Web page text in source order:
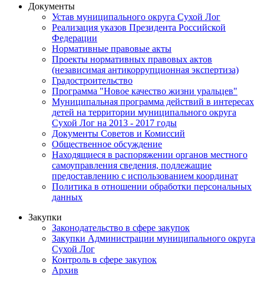
Документы
Устав муниципального округа Сухой Лог
Реализация указов Президента Российской
Федерации
Нормативные правовые акты
Проекты нормативных правовых актов
(независимая антикоррупционная экспертиза)
Градостроительство
Программа "Новое качество жизни уральцев"
Муниципальная программа действий в интересах
детей на территории муниципального округа
Сухой Лог на 2013 - 2017 годы
Документы Советов и Комиссий
Общественное обсуждение
Находящиеся в распоряжении органов местного
самоуправления сведения, подлежащие
предоставлению с использованием координат
Политика в отношении обработки персональных
данных
Закупки
Законодательство в сфере закупок
Закупки Администрации муниципального округа
Сухой Лог
Контроль в сфере закупок
Архив